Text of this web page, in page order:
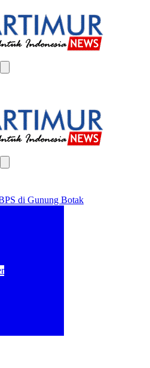
di Gunung Botak